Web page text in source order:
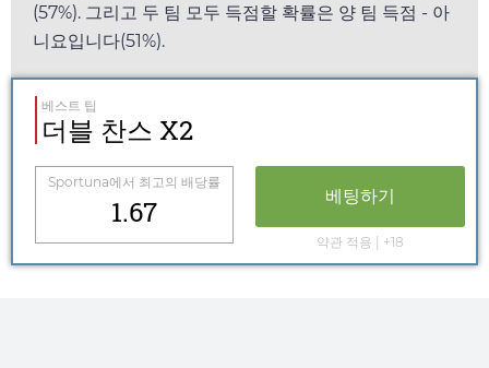
(57%). 그리고 두 팀 모두 득점할 확률은 양 팀 득점 - 아
니요입니다(51%).
베스트 팁
더블 찬스 X2
Sportuna에서 최고의 배당률
1.67 베팅하기
약관 적용 | +18